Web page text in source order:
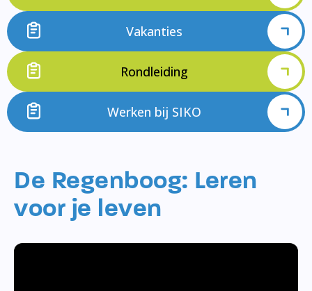
Vakanties
Rondleiding
Werken bij SIKO
De Regenboog: Leren
voor je leven